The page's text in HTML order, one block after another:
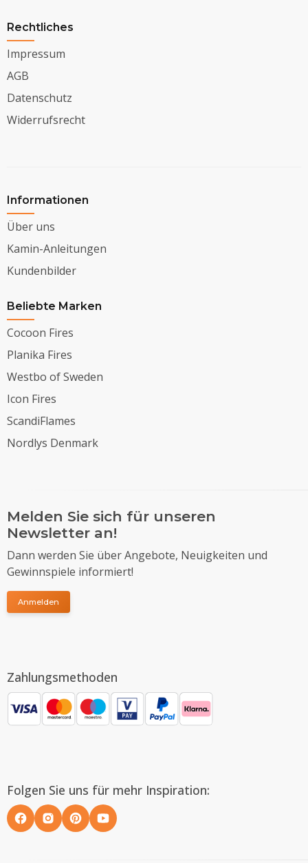
Rechtliches
Impressum
AGB
Datenschutz
Widerrufsrecht
Informationen
Über uns
Kamin-Anleitungen
Kundenbilder
Beliebte Marken
Cocoon Fires
Planika Fires
Westbo of Sweden
Icon Fires
ScandiFlames
Nordlys Denmark
Melden Sie sich für unseren
Newsletter an!
Dann werden Sie über Angebote, Neuigkeiten und
Gewinnspiele informiert!
Anmelden
Zahlungsmethoden
Folgen Sie uns für mehr Inspiration: